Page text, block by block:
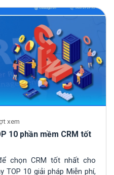
xem
10 phần mềm CRM tốt
chọn CRM tốt nhất cho
TOP 10 giải pháp Miễn phí,